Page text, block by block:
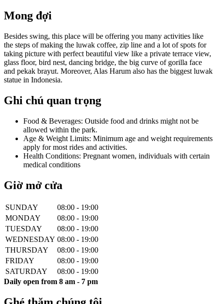
Mong đợi
Besides swing, this place will be offering you many activities like
the steps of making the luwak coffee, zip line and a lot of spots for
taking picture with perfect beautiful view like a private terrace view,
glass floor, bird nest, dancing bridge, the big curve of gorilla face
and pekak brayut. Moreover, Alas Harum also has the biggest luwak
statue in Indonesia.
Ghi chú quan trọng
Food & Beverages: Outside food and drinks might not be
allowed within the park.
Age & Weight Limits: Minimum age and weight requirements
apply for most rides and activities.
Health Conditions: Pregnant women, individuals with certain
medical conditions
Giờ mở cửa
SUNDAY
08:00 - 19:00
MONDAY
08:00 - 19:00
TUESDAY
08:00 - 19:00
WEDNESDAY 08:00 - 19:00
THURSDAY
08:00 - 19:00
FRIDAY
08:00 - 19:00
SATURDAY
08:00 - 19:00
Daily open from 8 am - 7 pm